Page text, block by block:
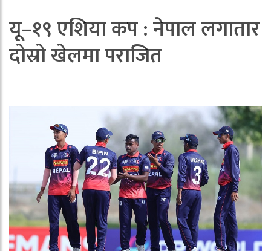
यू–१९ एशिया कप : नेपाल लगातार
दोस्रो खेलमा पराजित